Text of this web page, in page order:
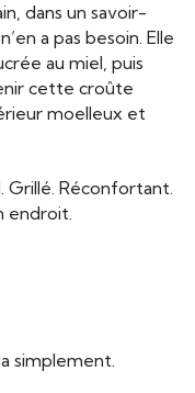
dans un savoir-
a pas besoin. Elle
au miel, puis
cette croûte
moelleux et
Grillé. Réconfortant.
endroit.
simplement.